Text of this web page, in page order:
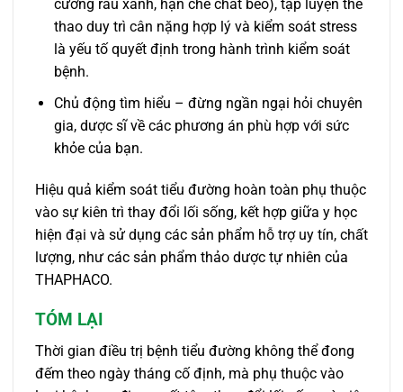
cường rau xanh, hạn chế chất béo), tập luyện thể
thao duy trì cân nặng hợp lý và kiểm soát stress
là yếu tố quyết định trong hành trình kiểm soát
bệnh.
Chủ động tìm hiểu – đừng ngần ngại hỏi chuyên
gia, dược sĩ về các phương án phù hợp với sức
khỏe của bạn.
Hiệu quả kiểm soát tiểu đường hoàn toàn phụ thuộc
vào sự kiên trì thay đổi lối sống, kết hợp giữa y học
hiện đại và sử dụng các sản phẩm hỗ trợ uy tín, chất
lượng, như các sản phẩm thảo dược tự nhiên của
THAPHACO.
TÓM LẠI
Thời gian điều trị bệnh tiểu đường không thể đong
đếm theo ngày tháng cố định, mà phụ thuộc vào